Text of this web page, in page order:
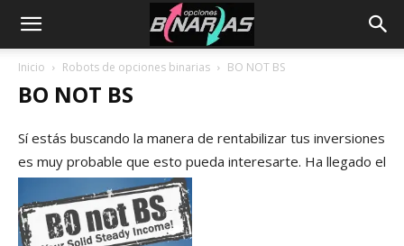
Inicio Robots de opciones binarias BO NOT BS
BO NOT BS
Sí estás buscando la manera de rentabilizar tus inversiones
es muy probable que esto pueda interesarte. Ha llegado el